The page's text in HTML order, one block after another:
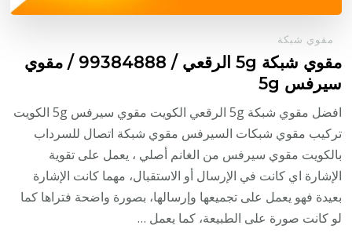
مقوي شبكة
مقوي شبكة 5g الرقعي / 99384888 / مقوي
سيرفس 5g
افضل مقوي شبكة 5g الرقعي الكويت مقوي سيرفس 5g الكويت
تركيب مقوي شبكات السيرفس مقوي شبكة اتصال للسرداب
بالكويت مقوي سيرفس من الغانم أصلي ، يعمل على تقوية
الإشارة اي كانت في الإرسال أو الاستقبال، مهما كانت الإشارة
بعيدة فهو يعمل على تجميعها وإرسالها، بصورة واضحة فتراها كما
لو كانت صورة على الطبيعة، كما يعمل …